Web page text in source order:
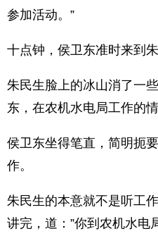
参加活动。”
十点钟，侯卫东准时来到朱
朱民生脸上的冰山消了一
东，在农机水电局工作的
侯卫东坐得笔直，简明扼
作。
朱民生的本意就不是听工
讲完，道：”你到农机水电